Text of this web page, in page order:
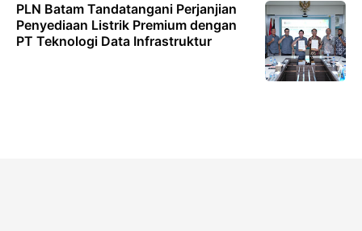
PLN Batam Tandatangani Perjanjian
Penyediaan Listrik Premium dengan
PT Teknologi Data Infrastruktur